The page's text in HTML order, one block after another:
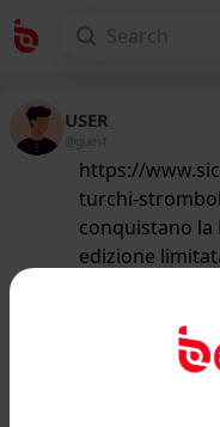
USER
@guest
https://
turchi-
conquistano la
edizione
Scala dei